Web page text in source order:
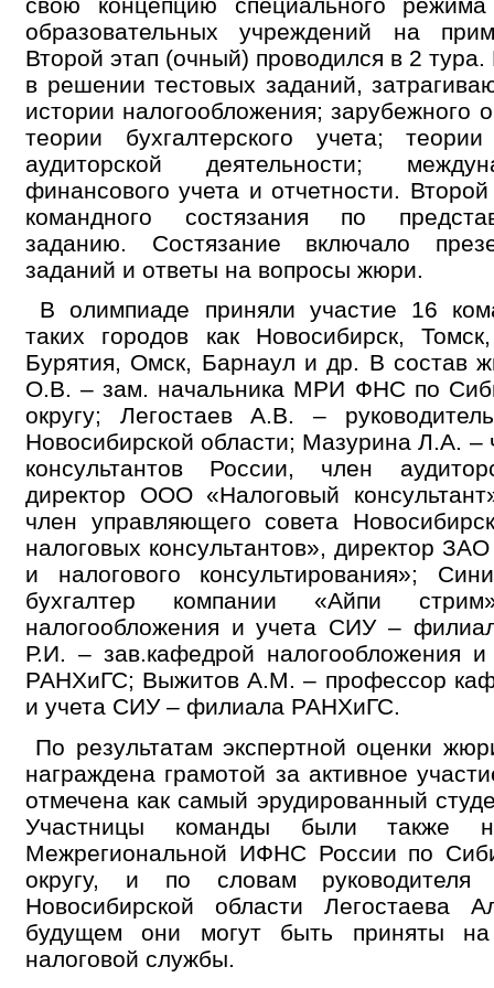
образовательных учреждений на
Второй этап (очный) проводился в 2
в решении тестовых заданий,
истории налогообложения; зарубежного
теории бухгалтерского учета;
аудиторской деятельности;
финансового учета и отчетности.
командного состязания по
заданию. Состязание включало
заданий и ответы на вопросы жюри.
В олимпиаде приняли участие 16
таких городов как Новосибирск,
Бурятия, Омск, Барнаул и др. В состав
О.В. – зам. начальника МРИ ФНС по
округу; Легостаев А.В. –
Новосибирской области; Мазурина Л.А. –
консультантов России, член
директор ООО «Налоговый
член управляющего совета
налоговых консультантов», директор
и налогового консультирования»;
бухгалтер компании «Айпи
налогообложения и учета СИУ –
Р.И. – зав.кафедрой налогообложения
РАНХиГС; Выжитов А.М. – профессор
и учета СИУ – филиала РАНХиГС.
По результатам экспертной оценки
награждена грамотой за активное
отмечена как самый эрудированный
Участницы команды были также
Межрегиональной ИФНС России по
округу, и по словам
Новосибирской области Легостаева
будущем они могут быть приняты
налоговой службы.